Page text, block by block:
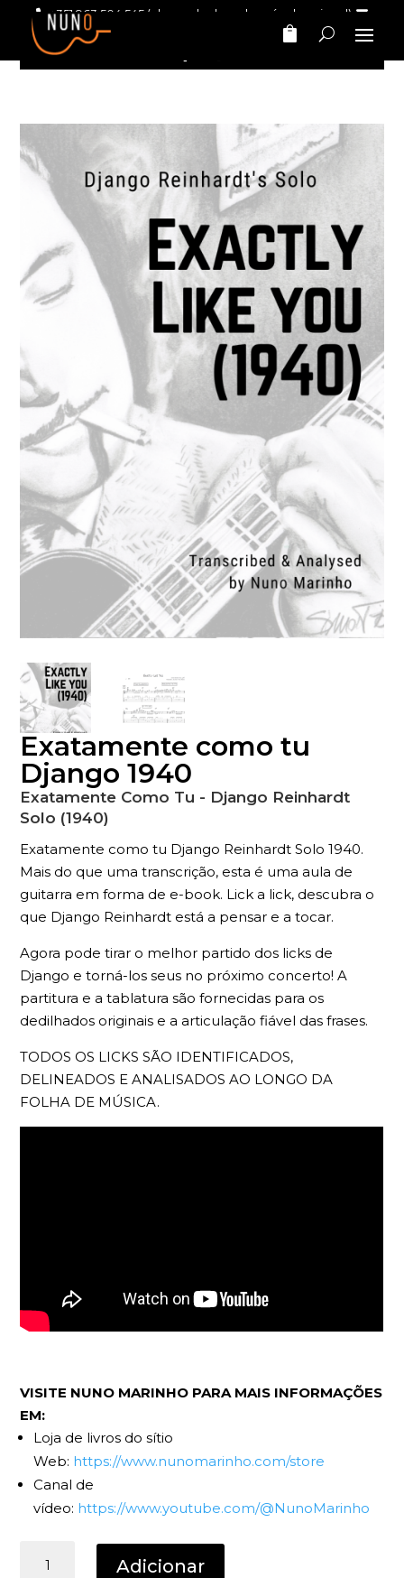
+351 963 504 545 (chamada da rede móvel nacional)
nunomarinhomusic@gmail.com
Exatamente como tu
Django 1940
Exatamente Como Tu - Django Reinhardt
Solo (1940)
Exatamente como tu Django Reinhardt Solo 1940.
Mais do que uma transcrição, esta é uma aula de
guitarra em forma de e-book. Lick a lick, descubra o
que Django Reinhardt está a pensar e a tocar.
Agora pode tirar o melhor partido dos licks de
Django e torná-los seus no próximo concerto! A
partitura e a tablatura são fornecidas para os
dedilhados originais e a articulação fiável das frases.
TODOS OS LICKS SÃO IDENTIFICADOS,
DELINEADOS E ANALISADOS AO LONGO DA
FOLHA DE MÚSICA.
VISITE NUNO MARINHO PARA MAIS INFORMAÇÕES
EM:
Loja de livros do sítio
Web: https://www.nunomarinho.com/store
Canal de
vídeo: https://www.youtube.com/@NunoMarinho
Adicionar